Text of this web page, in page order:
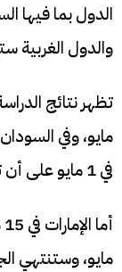
الدول بما فيها
والدول الغربية
في 1 مايو على أن تنتهي مطلع يونيو.
مايو، وستنتهي